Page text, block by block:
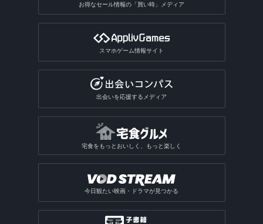
お得なセール情報の「買い時」メディア
スマホゲーム情報サイト
出会いを応援するメディア
宅食をもっとおいしく、もっと楽しく
今日観たい映画・ドラマが見つかる